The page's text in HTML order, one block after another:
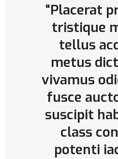
“Placerat
tristique
tellus
metus
vivamus
fusce
suscipit
class
potenti